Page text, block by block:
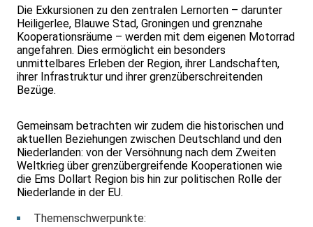
Die Exkursionen zu den zentralen Lernorten – darunter
Heiligerlee, Blauwe Stad, Groningen und grenznahe
Kooperationsräume – werden mit dem eigenen Motorrad
angefahren. Dies ermöglicht ein besonders
unmittelbares Erleben der Region, ihrer Landschaften,
ihrer Infrastruktur und ihrer grenzüberschreitenden
Bezüge.
Gemeinsam betrachten wir zudem die historischen und
aktuellen Beziehungen zwischen Deutschland und den
Niederlanden: von der Versöhnung nach dem Zweiten
Weltkrieg über grenzübergreifende Kooperationen wie
die Ems Dollart Region bis hin zur politischen Rolle der
Niederlande in der EU.
Themenschwerpunkte: